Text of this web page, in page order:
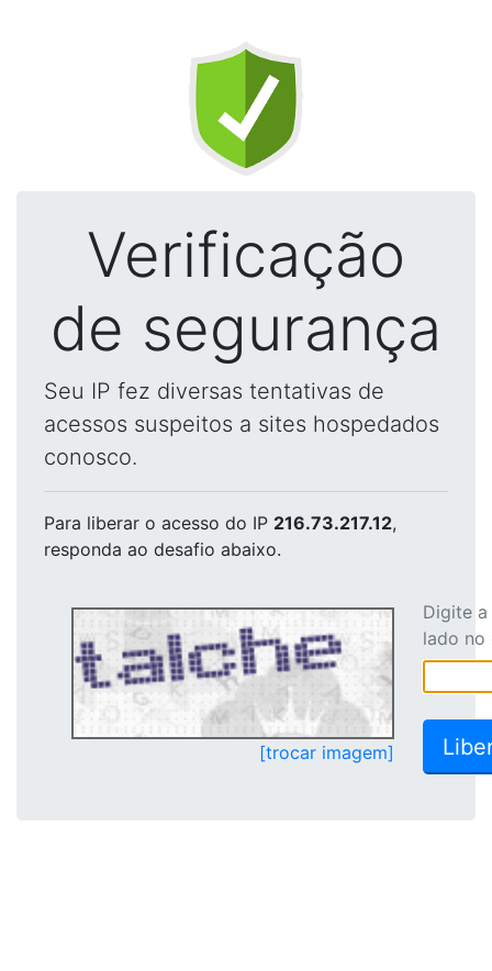
Verificação
de segurança
Seu IP fez diversas tentativas de
acessos suspeitos a sites hospedados
conosco.
Para liberar o acesso do IP 216.73.217.12,
responda ao desafio abaixo.
[trocar imagem]
Digite
lado no